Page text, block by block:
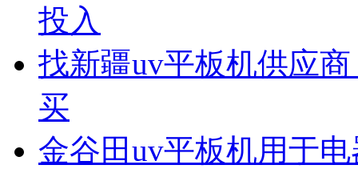
投入
找新疆uv平板机供应
买
金谷田uv平板机用于